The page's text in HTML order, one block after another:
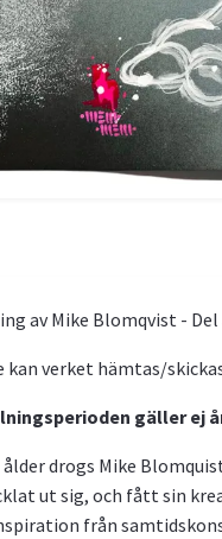
av Mike Blomqvist -
kan verket hämtas/
gäller ej
ålder drogs Mike
ut sig, och fått sin
från